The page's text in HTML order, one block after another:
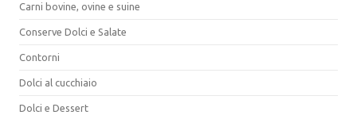
Carni bovine, ovine e suine
Conserve Dolci e Salate
Contorni
Dolci al cucchiaio
Dolci e Dessert